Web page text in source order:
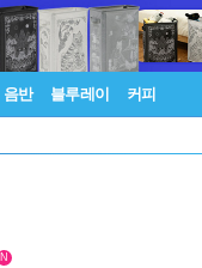
음반 블루레이 커피
N